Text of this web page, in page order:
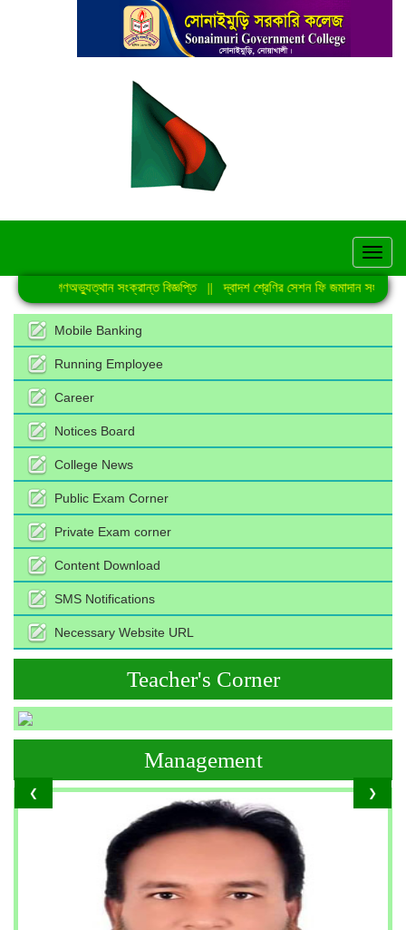
জুলাই গণঅভ্যুত্থান সংক্রান্ত বিজ্ঞপ্তি|| দ্বাদশ শ্রেণির সেশন ফি জমাদান সংক্রান্ত
Mobile Banking
Running Employee
Career
Notices Board
College News
Public Exam Corner
Private Exam corner
Content Download
SMS Notifications
Necessary Website URL
Teacher's Corner
❮ ❯
Management